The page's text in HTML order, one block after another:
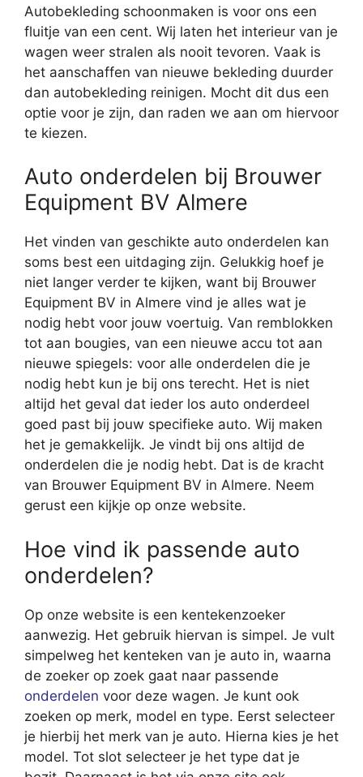
Autobekleding schoonmaken is voor ons een
fluitje van een cent. Wij laten het interieur van je
wagen weer stralen als nooit tevoren. Vaak is
het aanschaffen van nieuwe bekleding duurder
dan autobekleding reinigen. Mocht dit dus een
optie voor je zijn, dan raden we aan om hiervoor
te kiezen.
Auto onderdelen bij Brouwer
Equipment BV Almere
Het vinden van geschikte auto onderdelen kan
soms best een uitdaging zijn. Gelukkig hoef je
niet langer verder te kijken, want bij Brouwer
Equipment BV in Almere vind je alles wat je
nodig hebt voor jouw voertuig. Van remblokken
tot aan bougies, van een nieuwe accu tot aan
nieuwe spiegels: voor alle onderdelen die je
nodig hebt kun je bij ons terecht. Het is niet
altijd het geval dat ieder los auto onderdeel
goed past bij jouw specifieke auto. Wij maken
het je gemakkelijk. Je vindt bij ons altijd de
onderdelen die je nodig hebt. Dat is de kracht
van Brouwer Equipment BV in Almere. Neem
gerust een kijkje op onze website.
Hoe vind ik passende auto
onderdelen?
Op onze website is een kentekenzoeker
aanwezig. Het gebruik hiervan is simpel. Je vult
simpelweg het kenteken van je auto in, waarna
de zoeker op zoek gaat naar passende
onderdelen voor deze wagen. Je kunt ook
zoeken op merk, model en type. Eerst selecteer
je hierbij het merk van je auto. Hierna kies je het
model. Tot slot selecteer je het type dat je